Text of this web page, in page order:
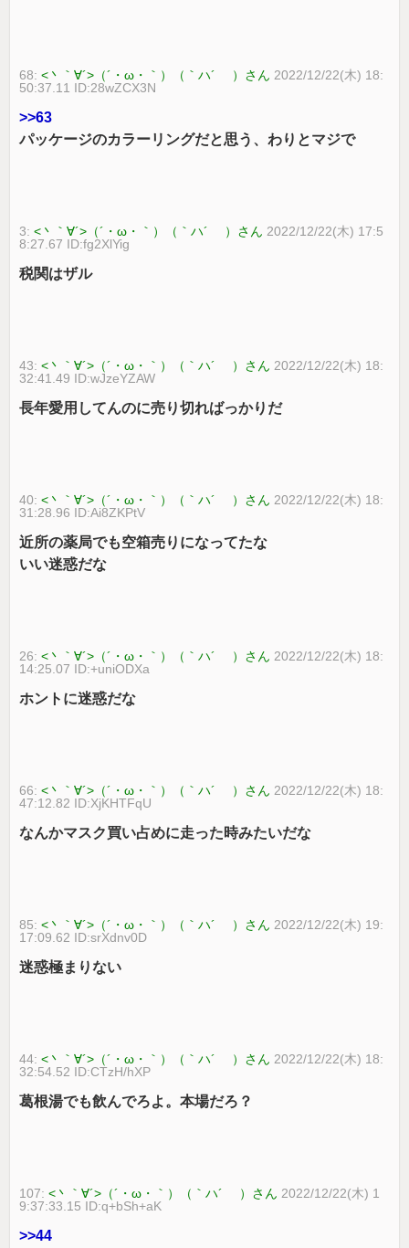
68:<丶｀∀´>（´・ω・｀）（｀ハ´ ）さん 2022/12/22(木) 18:
50:37.11 ID:28wZCX3N
>>63
パッケージのカラーリングだと思う、わりとマジで
3:<丶｀∀´>（´・ω・｀）（｀ハ´ ）さん 2022/12/22(木) 17:5
8:27.67 ID:fg2XlYig
税関はザル
43:<丶｀∀´>（´・ω・｀）（｀ハ´ ）さん 2022/12/22(木) 18:
32:41.49 ID:wJzeYZAW
長年愛用してんのに売り切ればっかりだ
40:<丶｀∀´>（´・ω・｀）（｀ハ´ ）さん 2022/12/22(木) 18:
31:28.96 ID:Ai8ZKPtV
近所の薬局でも空箱売りになってたな
いい迷惑だな
26:<丶｀∀´>（´・ω・｀）（｀ハ´ ）さん 2022/12/22(木) 18:
14:25.07 ID:+uniODXa
ホントに迷惑だな
66:<丶｀∀´>（´・ω・｀）（｀ハ´ ）さん 2022/12/22(木) 18:
47:12.82 ID:XjKHTFqU
なんかマスク買い占めに走った時みたいだな
85:<丶｀∀´>（´・ω・｀）（｀ハ´ ）さん 2022/12/22(木) 19:
17:09.62 ID:srXdnv0D
迷惑極まりない
44:<丶｀∀´>（´・ω・｀）（｀ハ´ ）さん 2022/12/22(木) 18:
32:54.52 ID:CTzH/hXP
葛根湯でも飲んでろよ。本場だろ？
107:<丶｀∀´>（´・ω・｀）（｀ハ´ ）さん 2022/12/22(木) 1
9:37:33.15 ID:q+bSh+aK
>>44